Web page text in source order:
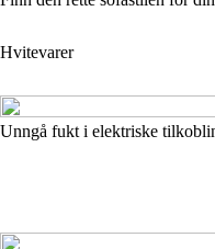
Hvitevarer
Unngå fukt i elektriske